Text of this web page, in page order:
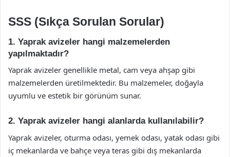
SSS (Sıkça Sorulan Sorular)
1. Yaprak avizeler hangi malzemelerden
yapılmaktadır?
Yaprak avizeler genellikle metal, cam veya ahşap gibi
malzemelerden üretilmektedir. Bu malzemeler, doğayla
uyumlu ve estetik bir görünüm sunar.
2. Yaprak avizeler hangi alanlarda kullanılabilir?
Yaprak avizeler, oturma odası, yemek odası, yatak odası gibi
iç mekanlarda ve bahçe veya teras gibi dış mekanlarda